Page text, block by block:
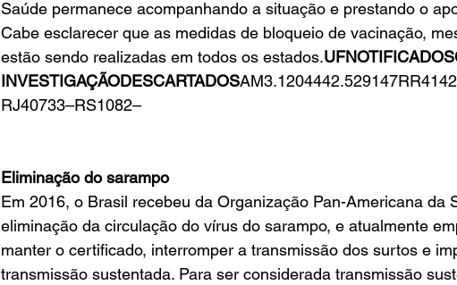
Saúde permanece acompanhando a situação e prestando o
Cabe esclarecer que as medidas de bloqueio de vacinação,
estão sendo realizadas em todos os estados.
INVESTIGAÇÃODESCARTADOS
RJ40733–RS1082–
Eliminação do sarampo
Em 2016, o Brasil recebeu da Organização Pan-Americana da
eliminação da circulação do vírus do sarampo, e atualmente
manter o certificado, interromper a transmissão dos surtos e
transmissão sustentada. Para ser considerada transmissão